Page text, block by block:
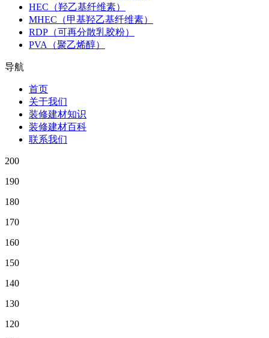
HEC（羟乙基纤维素）
MHEC（甲基羟乙基纤维素）
RDP（可再分散乳胶粉）
PVA（聚乙烯醇）
导航
首页
关于我们
装修建材知识
装修建材百科
联系我们
200
190
180
170
160
150
140
130
120